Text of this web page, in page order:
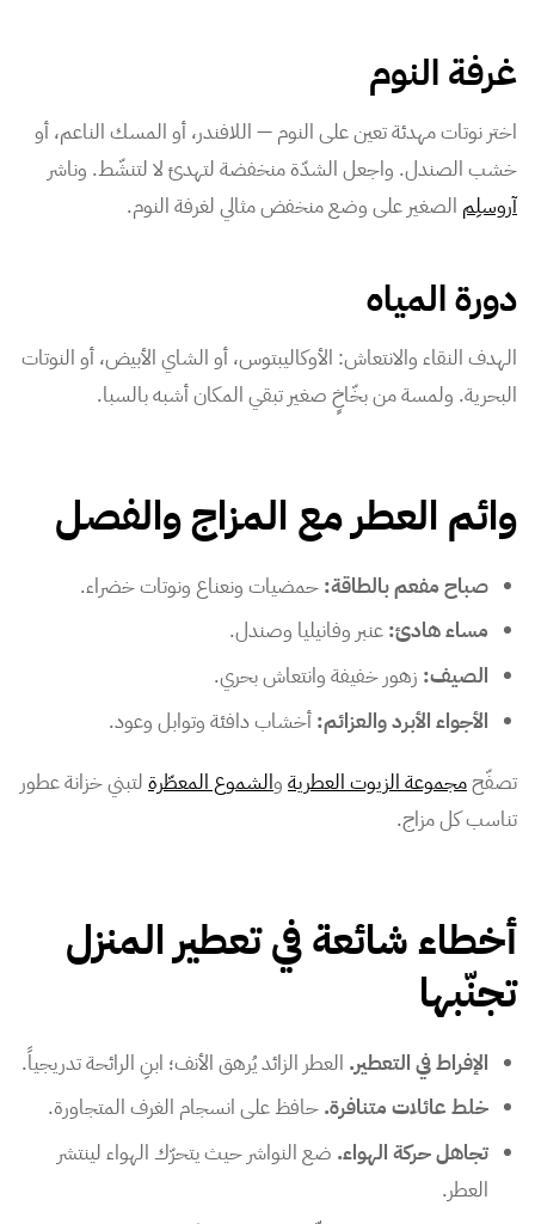
غرفة النوم
اختر نوتات مهدئة تعين على النوم — اللافندر، أو المسك الناعم، أو
خشب الصندل. واجعل الشدّة منخفضة لتهدئ لا لتنشّط. وناشر
آروسلِم الصغير على وضع منخفض مثالي لغرفة النوم.
دورة المياه
الهدف النقاء والانتعاش: الأوكاليبتوس، أو الشاي الأبيض، أو النوتات
البحرية. ولمسة من بخّاخٍ صغير تبقي المكان أشبه بالسبا.
وائم العطر مع المزاج والفصل
صباح مفعم بالطاقة: حمضيات ونعناع ونوتات خضراء.
مساء هادئ: عنبر وفانيليا وصندل.
الصيف: زهور خفيفة وانتعاش بحري.
الأجواء الأبرد والعزائم: أخشاب دافئة وتوابل وعود.
تصفّحمجموعة الزيوت العطرية والشموع المعطّرة لتبني خزانة عطور
تناسب كل مزاج.
أخطاء شائعة في تعطير المنزل
تجنّبها
الإفراط في التعطير. العطر الزائد يُرهق الأنف؛ ابنِ الرائحة تدريجياً.
خلط عائلات متنافرة. حافظ على انسجام الغرف المتجاورة.
تجاهل حركة الهواء. ضع النواشر حيث يتحرّك الهواء لينتشر
العطر.